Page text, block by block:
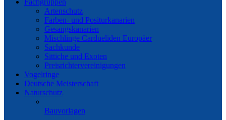
Fachgruppen
Artenschutz
Farben- und Positurkanarien
Gesangskanarien
Mischlinge Cardueliden Europäer
Sachkunde
Sittiche und Exoten
Preisrichtervereinigungen
Vogelringe
Deutsche Meisterschaft
Naturschutz
Bauvorlagen